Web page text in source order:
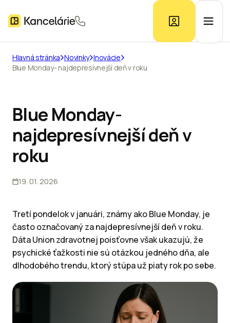
Ponuka kancelárií
Kontakt
Hlavná stránka Novinky Inovácie
Blue Monday- najdepresívnejší deň v roku
Blue Monday-
najdepresívnejší deň v
roku
19. 01. 2026
Tretí pondelok v januári, známy ako Blue Monday, je
často označovaný za najdepresívnejší deň v roku.
Dáta Union zdravotnej poisťovne však ukazujú, že
psychické ťažkosti nie sú otázkou jedného dňa, ale
dlhodobého trendu, ktorý stúpa už piaty rok po sebe.